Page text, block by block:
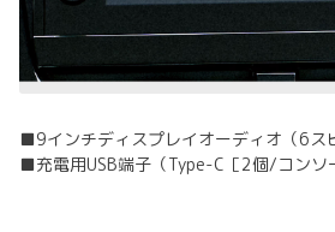
■9インチディスプレイオーディオ（6ス
■充電用USB端子（Type-C［2個/コンソ